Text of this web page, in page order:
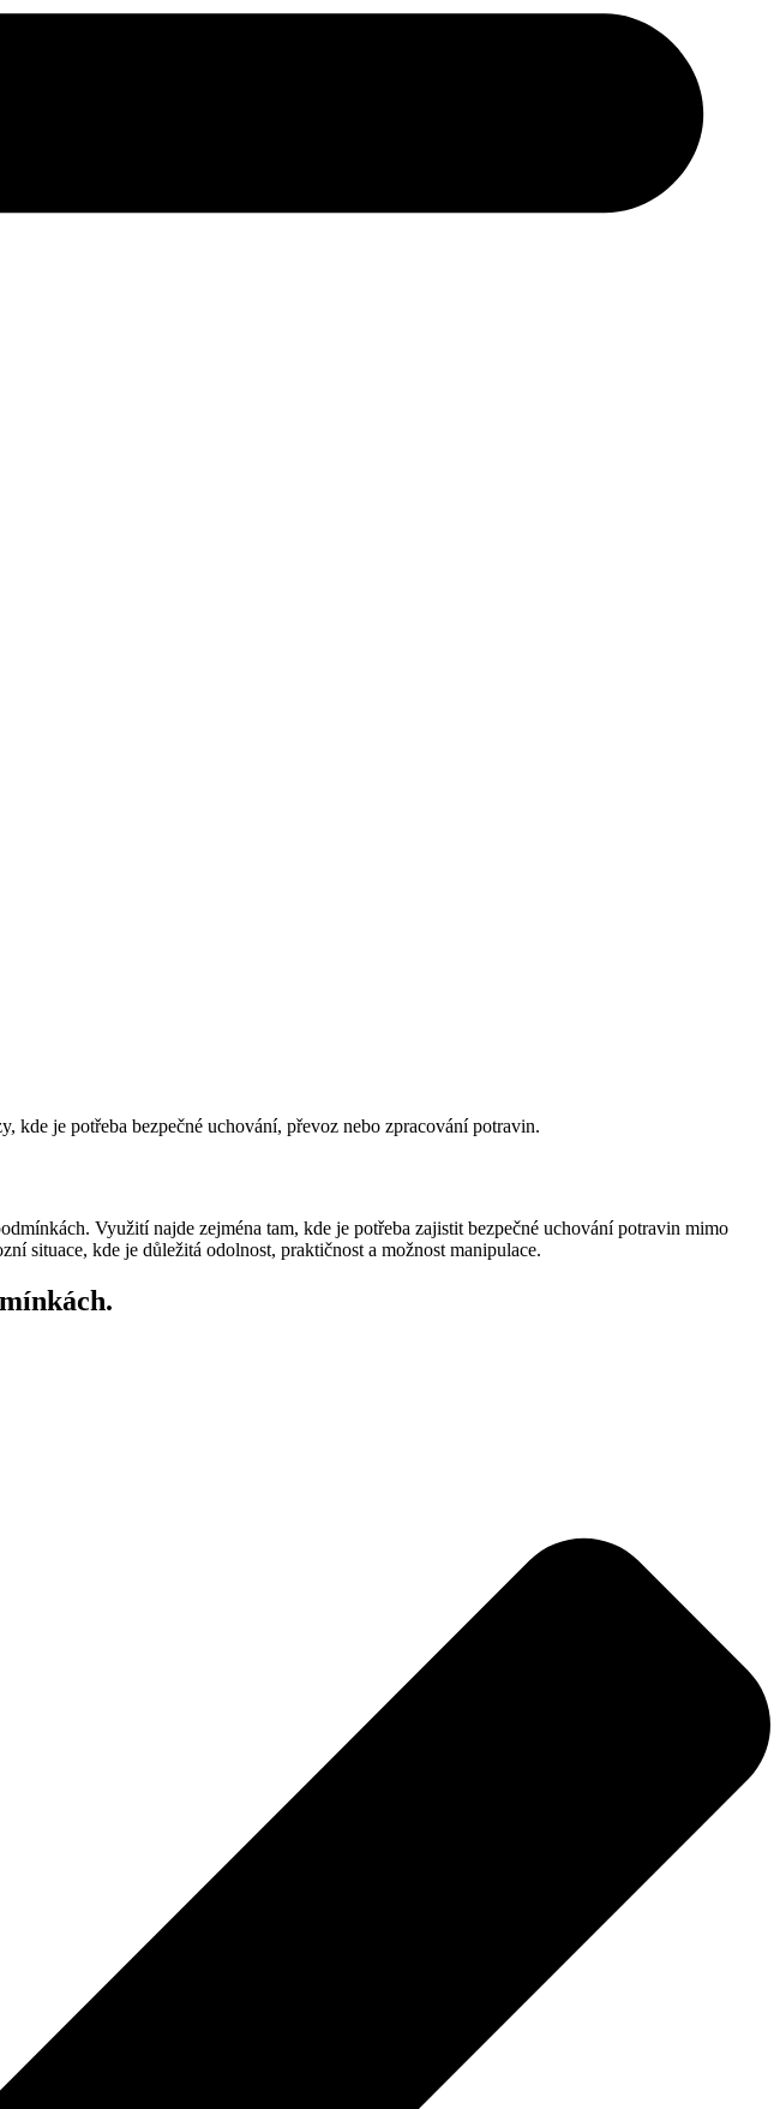
je potřeba bezpečné uchování, převoz nebo zpracování potravin.
Využití najde zejména tam, kde je potřeba zajistit bezpečné uchování potravin mimo
situace, kde je důležitá odolnost, praktičnost a možnost manipulace.